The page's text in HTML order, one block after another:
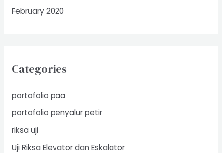
February 2020
Categories
portofolio paa
portofolio penyalur petir
riksa uji
Uji Riksa Elevator dan Eskalator